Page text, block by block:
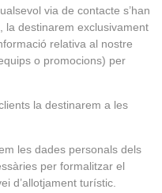
via de contacte s’han
la destinarem exclusivament
relativa al nostre
o promocions) per
la destinarem a les
les dades personals dels
per formalitzar el
d’allotjament turístic.